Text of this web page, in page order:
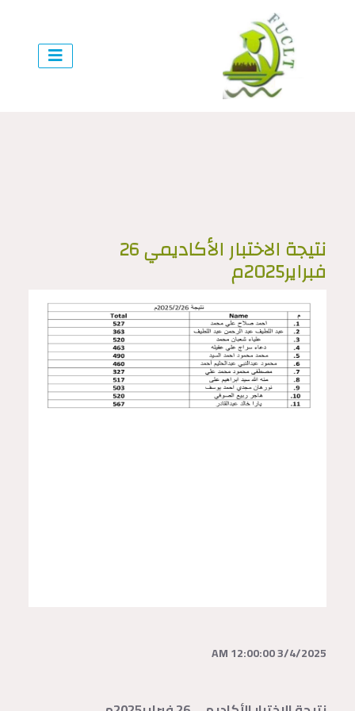
نتيجة الاختبار الأكاديمي 26
فبراير2025م
3/4/2025 12:00:00 AM